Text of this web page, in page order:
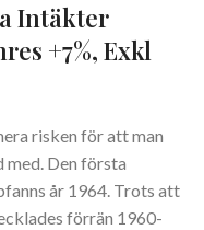
Intäkter
+7%, Exkl
risken för att man
med. Den första
år 1964. Trots att
förrän 1960-